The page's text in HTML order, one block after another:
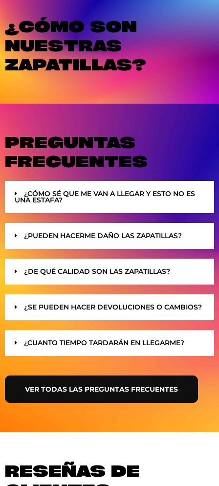
¿CÓMO SON
NUESTRAS
ZAPATILLAS?
PREGUNTAS
FRECUENTES
¿CÓMO SÉ QUE ME VAN A LLEGAR Y ESTO NO ES
UNA ESTAFA?
¿PUEDEN HACERME DAÑO LAS ZAPATILLAS?
¿DE QUÉ CALIDAD SON LAS ZAPATILLAS?
¿SE PUEDEN HACER DEVOLUCIONES O CAMBIOS?
¿CUANTO TIEMPO TARDARÁN EN LLEGARME?
VER TODAS LAS PREGUNTAS FRECUENTES
RESEÑAS DE